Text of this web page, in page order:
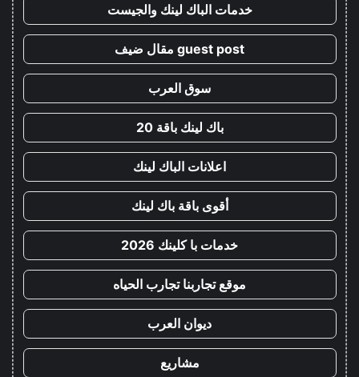
خدمات الباك لينك والجيست
guest post مقال ضيف
سوق العرب
باك لينك باقة 20
اعلانات الباك لينك
أقوى باقة باك لينك
خدمات با كلينك 2026
موقع تجاربنا تجارب الحياه
ديوان العرب
مشاريع